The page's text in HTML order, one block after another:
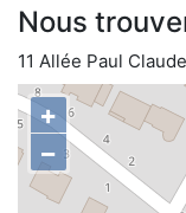
Nous
11 Allée Paul
+
−